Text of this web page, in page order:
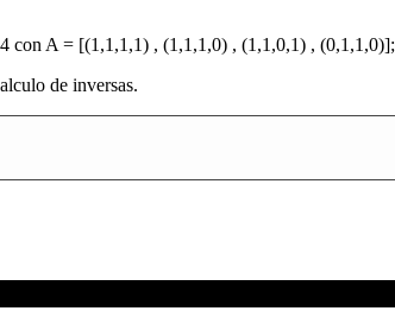
con A = [(1,1,1,1) , (1,1,1,0) , (1,1,0,1) , (0,1,1,0)];
de inversas.